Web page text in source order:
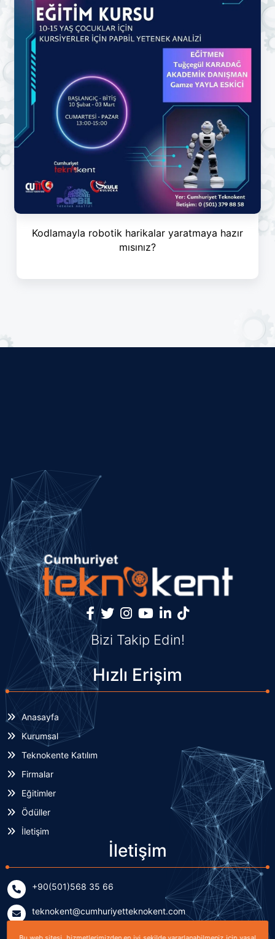
Kodlamayla robotik harikalar yaratmaya hazır
mısınız?
Bizi Takip Edin!
Hızlı Erişim
Anasayfa
Kurumsal
Teknokente Katılım
Firmalar
Eğitimler
Ödüller
İletişim
İletişim
+90(501)568 35 66
teknokent@cumhuriyetteknokent.com
Yenişehir Mahallesi Kardeşler Caddesi No: 7/2 (B Blok)